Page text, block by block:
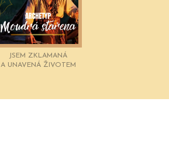
JSEM ZKLAMANÁ
A UNAVENÁ ŽIVOTEM